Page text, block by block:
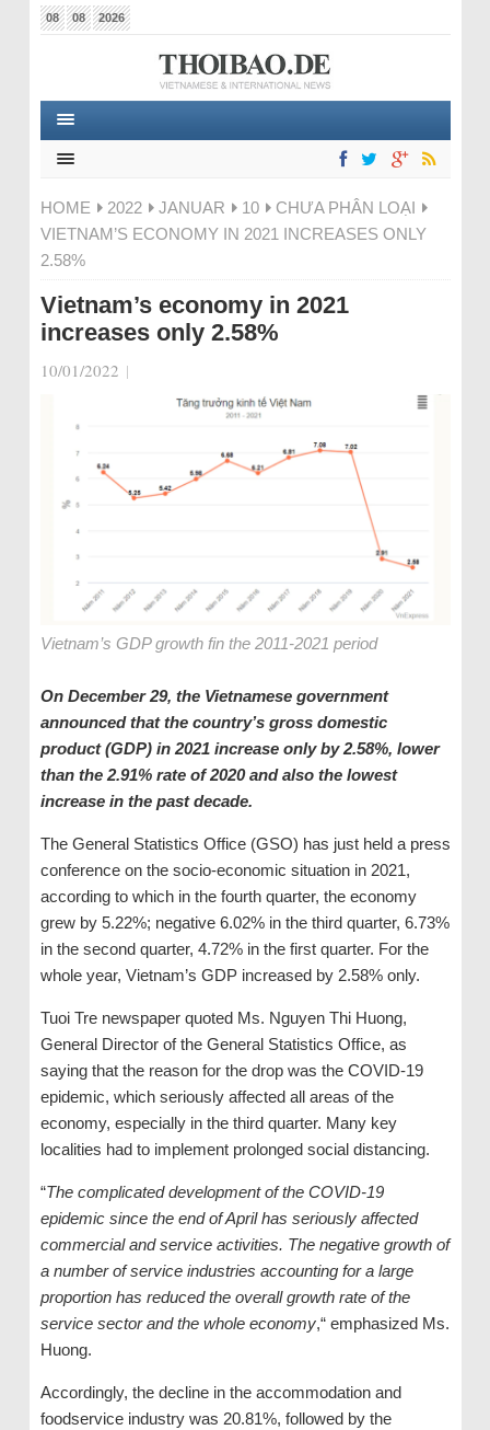
08 08 2026
HOME 2022 JANUAR 10
CHƯA PHÂN LOẠI
VIETNAM’S ECONOMY IN 2021 INCREASES ONLY
2.58%
Vietnam’s economy in 2021
increases only 2.58%
10/01/2022 |
Vietnam’s GDP growth fin the 2011-2021 period
On December 29, the Vietnamese government
announced that the country’s gross domestic
product (GDP) in 2021 increase only by 2.58%, lower
than the 2.91% rate of 2020 and also the lowest
increase in the past decade.
The General Statistics Office (GSO) has just held a press
conference on the socio-economic situation in 2021,
according to which in the fourth quarter, the economy
grew by 5.22%; negative 6.02% in the third quarter, 6.73%
in the second quarter, 4.72% in the first quarter. For the
whole year, Vietnam’s GDP increased by 2.58% only.
Tuoi Tre newspaper quoted Ms. Nguyen Thi Huong,
General Director of the General Statistics Office, as
saying that the reason for the drop was the COVID-19
epidemic, which seriously affected all areas of the
economy, especially in the third quarter. Many key
localities had to implement prolonged social distancing.
“The complicated development of the COVID-19
epidemic since the end of April has seriously affected
commercial and service activities. The negative growth of
a number of service industries accounting for a large
proportion has reduced the overall growth rate of the
service sector and the whole economy,“ emphasized Ms.
Huong.
Accordingly, the decline in the accommodation and
foodservice industry was 20.81%, followed by the